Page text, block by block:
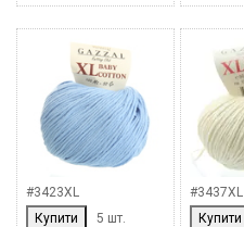
#3423XL
Купити
5 шт.
#3437XL
Купити